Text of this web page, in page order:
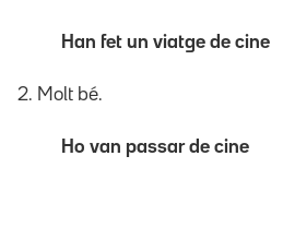
Han fet un viatge de cine
2. Molt bé.
Ho van passar de cine